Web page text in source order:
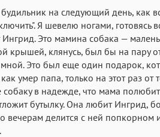
будильник на следующий день, как
Я шевелю ногами, готовясь
Это мамина собака —
крышей, клянусь, был бы на пару
мной. Это был еще один подарок,
умер папа, только на этот раз от
в надежде, что мама полюбит
бутылку. Она любит Ингрид,
вечерам делится с ней попкорном